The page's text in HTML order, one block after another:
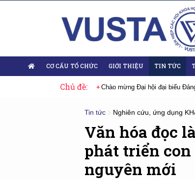
CƠ CẤU TỔ CHỨC GIỚI THIỆU TIN TỨC
Chủ đề:
Đảng bộ Liên hiệp Hội Việt Nam nhiệm kỳ 2025-2030 Sự kiện
Tin tức Nghiên cứu, ứng dụng
Văn hóa đọc
phát triển
nguyên mới